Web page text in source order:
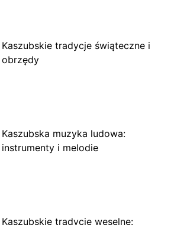
Kaszubskie tradycje świąteczne i
obrzędy
Kaszubska muzyka ludowa:
instrumenty i melodie
Kaszubskie tradycje weselne: